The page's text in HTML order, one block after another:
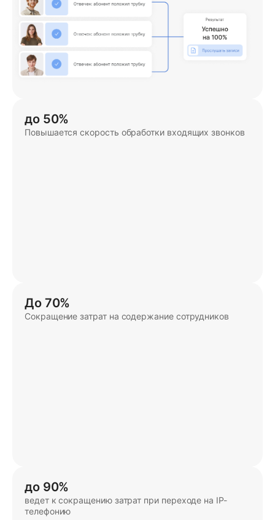
до 50%
Повышается скорость обработки входящих звонков
До 70%
Сокращение затрат на содержание сотрудников
до 90%
ведет к сокращению затрат при переходе на IP-
телефонию